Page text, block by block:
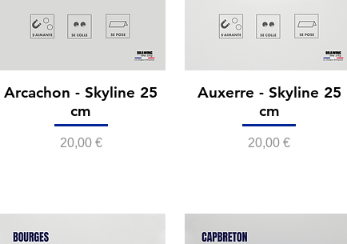
Arcachon - Skyline 25
cm
Prix
20,00 €
Auxerre - Skyline 25
cm
Prix
20,00 €